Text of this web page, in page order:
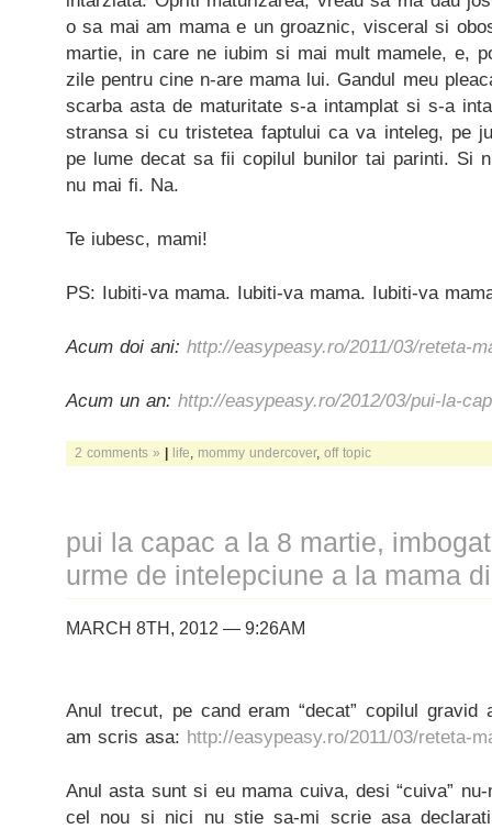
o sa mai am mama e un groaznic, visceral si
martie, in care ne iubim si mai mult mamele, e,
zile pentru cine n-are mama lui. Gandul meu
scarba asta de maturitate s-a intamplat si s-a
stransa si cu tristetea faptului ca va inteleg, pe
pe lume decat sa fii copilul bunilor tai parinti. Si
nu mai fi. Na.
Te iubesc, mami!
PS: Iubiti-va mama. Iubiti-va mama. Iubiti-va
Acum doi ani: http://easypeasy.ro/2011/03/reteta-
Acum un an: http://easypeasy.ro/2012/03/pui-la-
2 comments » | life mommy undercover, off topic
pui la capac a la 8 martie,
urme de intelepciune a la mama
MARCH 8TH, 2012 — 9:26AM
Anul trecut, pe cand eram “decat” copilul
am scris asa: http://easypeasy.ro/2011/03/reteta-
Anul asta sunt si eu mama cuiva, desi “cuiva”
cel nou si nici nu stie sa-mi scrie asa